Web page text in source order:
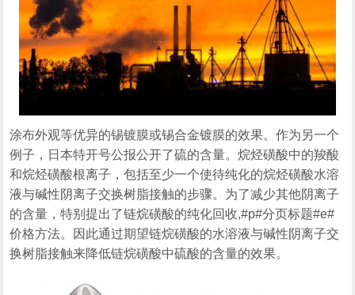
涂布外观等优异的锡镀膜或锡合金镀膜的效果。作为另一个
例子，日本特开号公报公开了硫的含量。烷烃磺酸中的羧酸
和烷烃磺酸根离子，包括至少一个使待纯化的烷烃磺酸水溶
液与碱性阴离子交换树脂接触的步骤。为了减少其他阴离子
的含量，特别提出了链烷磺酸的纯化回收,#p#分页标题#e#
价格方法。因此通过期望链烷磺酸的水溶液与碱性阴离子交
换树脂接触来降低链烷磺酸中硫酸的含量的效果。